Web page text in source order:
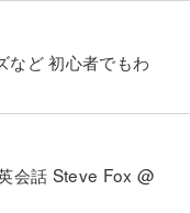
など初心者でもわ
会話 Steve Fox @